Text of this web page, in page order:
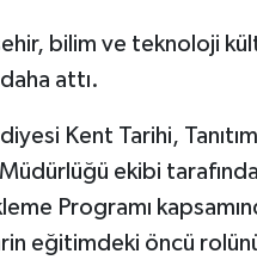
bilim ve teknoloji
attı.
Kent Tarihi,
ekibi
Programı
eğitimdeki öncü